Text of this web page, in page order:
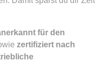
für den
zertifiziert nach